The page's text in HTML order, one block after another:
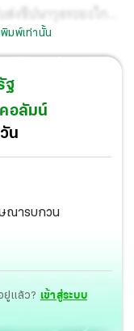
ขีปนาวุธระยะไกล
ถล่มแหล่งท่องเที่ยว
ช่องแคบฮอร์มุซ ส่วน
งเคเบิลใต้ทะเล
ขณะที่ “ทรัมป์”
ป้าหมาย
มพ์เท่านั้น
ฐ
อลัมน์
น
ษณารบกวน
แล้ว? เข้าสู่ระบบ